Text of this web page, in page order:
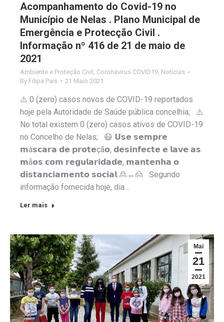
Acompanhamento do Covid-19 no
Município de Nelas . Plano Municipal de
Emergência e Protecção Civil .
Informação nº 416 de 21 de maio de
2021
Ambiente e Proteção Civil , Coronavirus COVID19, Notícias
By Filipa Pais 21 Maio 2021
⚠️ 0 (zero) casos novos de COVID-19 reportados
hoje pela Autoridade de Saúde pública concelhia; ⚠️
No total existem 0 (zero) casos ativos de COVID-19
no Concelho de Nelas; 😷 𝗨𝘀𝗲 𝘀𝗲𝗺𝗽𝗿𝗲
𝗺á𝘀𝗰𝗮𝗿𝗮 𝗱𝗲 𝗽𝗿𝗼𝘁𝗲çã𝗼, 𝗱𝗲𝘀𝗶𝗻𝗳𝗲𝗰𝘁𝗲 𝗲 𝗹𝗮𝘃𝗲 𝗮𝘀
𝗺ã𝗼𝘀 𝗰𝗼𝗺 𝗿𝗲𝗴𝘂𝗹𝗮𝗿𝗶𝗱𝗮𝗱𝗲, 𝗺𝗮𝗻𝘁𝗲𝗻𝗵𝗮 𝗼
𝗱𝗶𝘀𝘁𝗮𝗻𝗰𝗶𝗮𝗺𝗲𝗻𝘁𝗼 𝘀𝗼𝗰𝗶𝗮𝗹 🙎↔️🙍 Segundo
informação fornecida hoje, dia…
Ler mais
Mai
21
2021